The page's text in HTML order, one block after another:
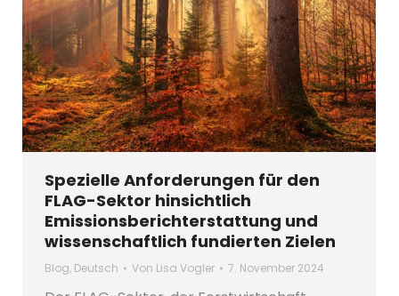
Spezielle Anforderungen für den
FLAG-Sektor hinsichtlich
Emissionsberichterstattung und
wissenschaftlich fundierten Zielen
Blog, Deutsch Von Lisa Vogler 7. November 2024